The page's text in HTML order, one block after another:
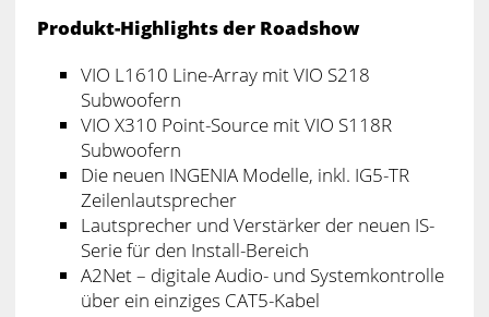
Produkt-Highlights der Roadshow
VIO L1610 Line-Array mit VIO S218
Subwoofern
VIO X310 Point-Source mit VIO S118R
Subwoofern
Die neuen INGENIA Modelle, inkl. IG5-TR
Zeilenlautsprecher
Lautsprecher und Verstärker der neuen IS-
Serie für den Install-Bereich
A2Net – digitale Audio- und Systemkontrolle
über ein einziges CAT5-Kabel